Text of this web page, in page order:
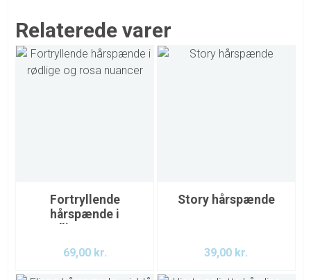
Relaterede varer
Fortryllende
hårspænde i
rødlige og rosa
69,00 kr.
Story hårspænde
39,00 kr.